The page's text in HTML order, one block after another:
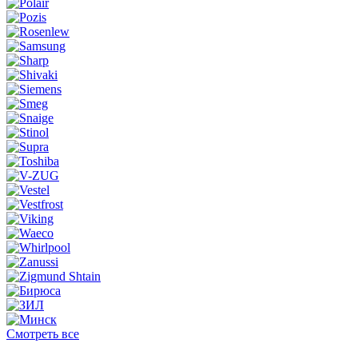
Смотреть все